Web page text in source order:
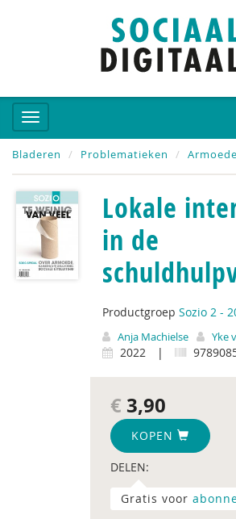
Bladeren Problematieken
Lokale
in de
Productgroep Sozio 2 -
Anja Machielse Yke
2022
|
€ 3,90
KOPEN
DELEN:
Gratis voor